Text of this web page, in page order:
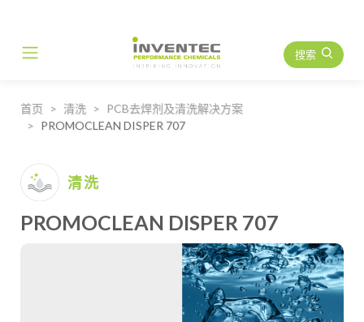
Main Navigation 搜索
首页 清洗
PCB去焊剂及清洗解决方案
PROMOCLEAN DISPER 707
清洗
PROMOCLEAN DISPER 707